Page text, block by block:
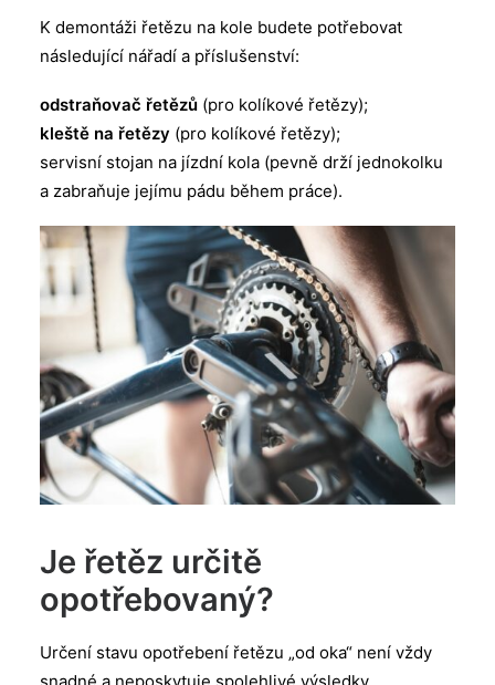
K demontáži řetězu na kole budete potřebovat
následující nářadí a příslušenství:
odstraňovač řetězů (pro kolíkové řetězy);
kleště na řetězy (pro kolíkové řetězy);
servisní stojan na jízdní kola (pevně drží jednokolku
a zabraňuje jejímu pádu během práce).
Je řetěz určitě
opotřebovaný?
Určení stavu opotřebení řetězu „od oka“ není vždy